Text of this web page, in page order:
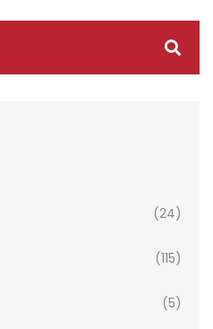
(24)
(115)
(5)